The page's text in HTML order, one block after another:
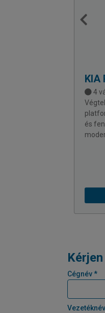
KIA
4
és
Cégnév *
Vezetéknév